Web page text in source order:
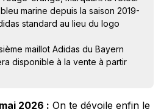
marine depuis la saison 2019-
standard au lieu du logo
maillot Adidas du Bayern
disponible à la vente à partir
2026 : On te dévoile enfin le